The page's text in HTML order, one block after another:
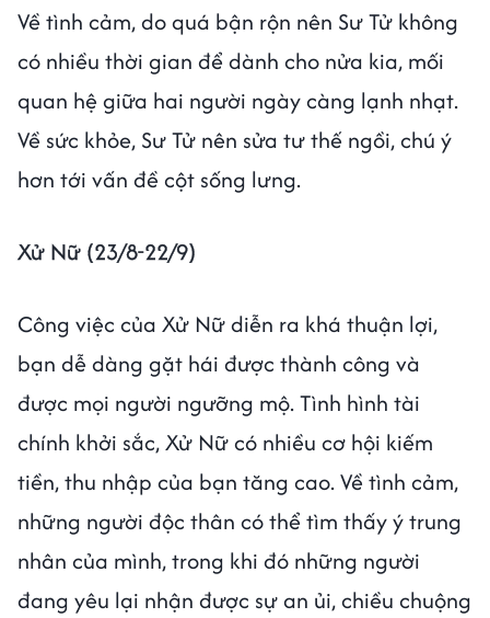
Về tình cảm, do quá bận rộn nên Sư Tử không
có nhiều thời gian để dành cho nửa kia, mối
quan hệ giữa hai người ngày càng lạnh nhạt.
Về sức khỏe, Sư Tử nên sửa tư thế ngồi, chú ý
hơn tới vấn đề cột sống lưng.
Xử Nữ (23/8-22/9)
Công việc của Xử Nữ diễn ra khá thuận lợi,
bạn dễ dàng gặt hái được thành công và
được mọi người ngưỡng mộ. Tình hình tài
chính khởi sắc, Xử Nữ có nhiều cơ hội kiếm
tiền, thu nhập của bạn tăng cao. Về tình cảm,
những người độc thân có thể tìm thấy ý trung
nhân của mình, trong khi đó những người
đang yêu lại nhận được sự an ủi, chiều chuộng